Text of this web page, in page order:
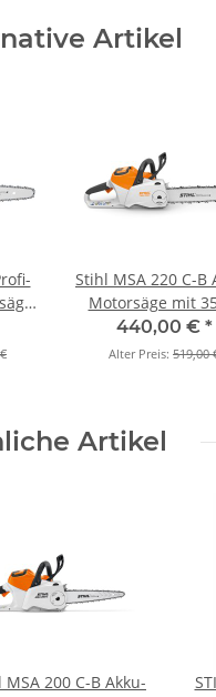
Artikel
Stihl MSA 220 C-B
Motorsäge mit
(Grundgerät)
440,00 € *
Alter Preis: 519,00
Artikel
MSA 200 C-B Akku-